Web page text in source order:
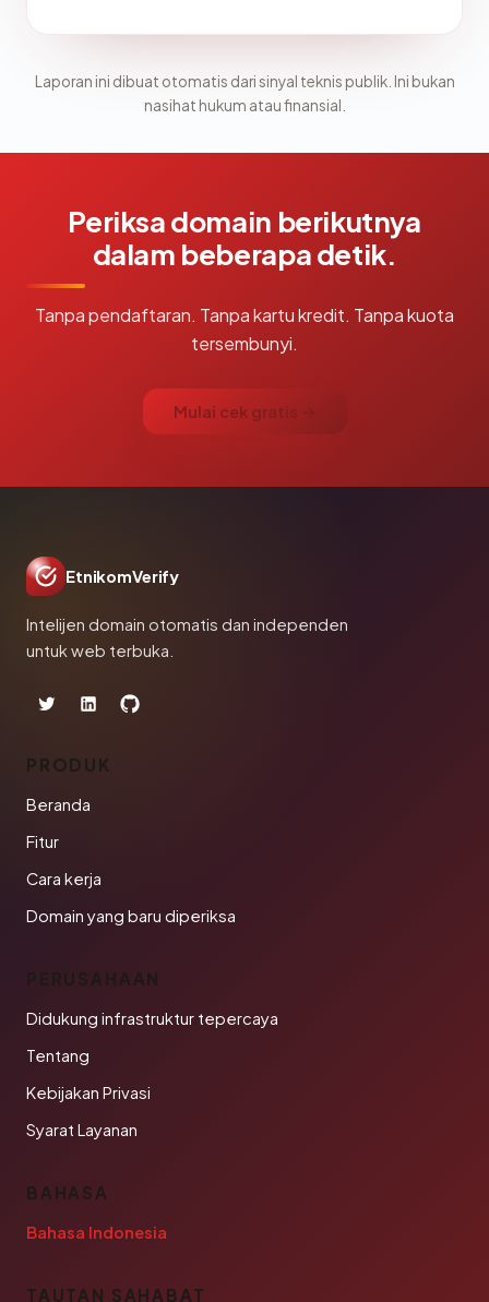
Laporan ini dibuat otomatis dari sinyal teknis publik. Ini bukan
nasihat hukum atau finansial.
Periksa domain berikutnya
dalam beberapa detik.
Tanpa pendaftaran. Tanpa kartu kredit. Tanpa kuota
tersembunyi.
Mulai cek gratis →
EtnikomVerify
Intelijen domain otomatis dan independen
untuk web terbuka.
PRODUK
Beranda
Fitur
Cara kerja
Domain yang baru diperiksa
PERUSAHAAN
Didukung infrastruktur tepercaya
Tentang
Kebijakan Privasi
Syarat Layanan
BAHASA
Bahasa Indonesia
TAUTAN SAHABAT